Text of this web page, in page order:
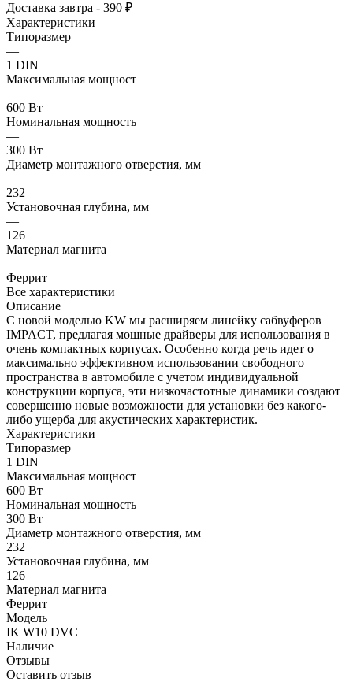
Доставка завтра - 390 ₽
Характеристики
Типоразмер
—
1 DIN
Максимальная мощност
—
600 Вт
Номинальная мощность
—
300 Вт
Диаметр монтажного отверстия, мм
—
232
Установочная глубина, мм
—
126
Материал магнита
—
Феррит
Все характеристики
Описание
С новой моделью KW мы расширяем линейку сабвуферов
IMPACT, предлагая мощные драйверы для использования в
очень компактных корпусах. Особенно когда речь идет о
максимально эффективном использовании свободного
пространства в автомобиле с учетом индивидуальной
конструкции корпуса, эти низкочастотные динамики создают
совершенно новые возможности для установки без какого-
либо ущерба для акустических характеристик.
Характеристики
Типоразмер
1 DIN
Максимальная мощност
600 Вт
Номинальная мощность
300 Вт
Диаметр монтажного отверстия, мм
232
Установочная глубина, мм
126
Материал магнита
Феррит
Модель
IK W10 DVC
Наличие
Отзывы
Оставить отзыв